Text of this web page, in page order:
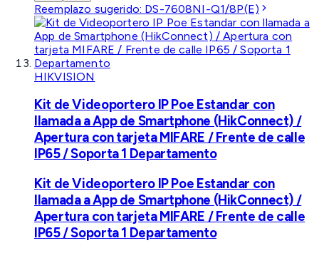
Reemplazo sugerido: DS-7608NI-Q1/8P(E)
HIKVISION
Kit de Videoportero IP Poe Estandar con
llamada a App de Smartphone (HikConnect) /
Apertura con tarjeta MIFARE / Frente de calle
IP65 / Soporta 1 Departamento
Kit de Videoportero IP Poe Estandar con
llamada a App de Smartphone (HikConnect) /
Apertura con tarjeta MIFARE / Frente de calle
IP65 / Soporta 1 Departamento